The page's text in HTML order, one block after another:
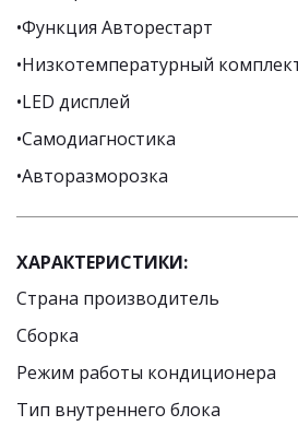
•Функция Авторестарт
•Низкотемпературный
•LED дисплей
•Самодиагностика
•Авторазморозка
ХАРАКТЕРИСТИКИ:
Страна производитель
Сборка
Режим работы кондиционера
Тип внутреннего блока